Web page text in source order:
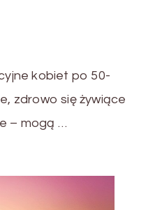
kobiet po 50-
zdrowo się żywiące
– mogą …